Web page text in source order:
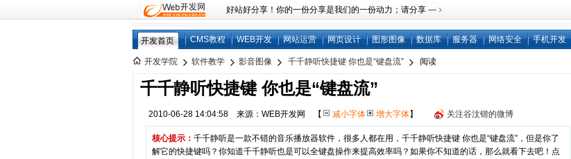
好站好分享！你的一份分享是我们的一份动力；请分享 ---﹥
开发首页 CMS教程 WEB开发 网站运营 网页设计 图形图像 数据库 服务器 网络安全 手机开发
开发学院 软件教学 影音图像 千千静听快捷键 你也是“键盘流” 阅读
千千静听快捷键 你也是“键盘流”
2010-06-28 14:04:58 来源：WEB开发网 【 减小字体 增大字体】 关注谷汶锴的微博
核心提示： 千千静听是一款不错的音乐播放器软件，很多人都在用，千千静听快捷键 你也是“键盘流”，但是你了
解它的快捷键吗？你知道千千静听也是可以全键盘操作来提高效率吗？如果你不知道的话，那么就看下去吧！点